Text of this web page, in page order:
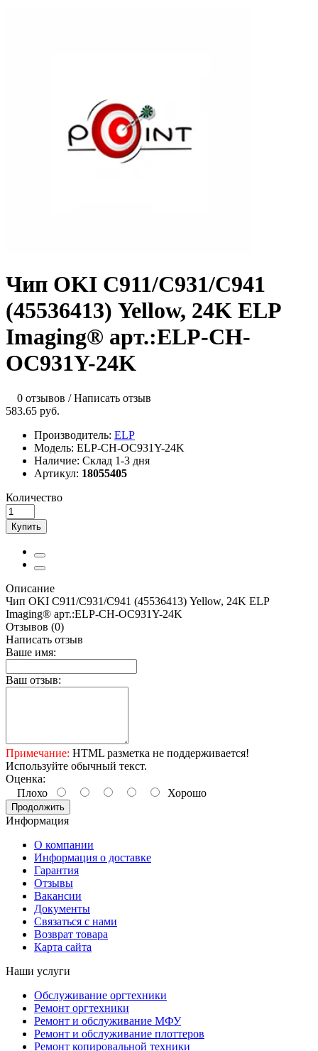
Чип OKI C911/С931/С941
(45536413) Yellow, 24K ELP
Imaging® арт.:ELP-CH-
OC931Y-24K
0 отзывов /Написать отзыв
583.65 руб.
Производитель: ELP
Модель: ELP-CH-OC931Y-24K
Наличие: Склад 1-3 дня
Артикул: 18055405
Количество
Купить
Описание
Чип OKI C911/С931/С941 (45536413) Yellow, 24K ELP
Imaging® арт.:ELP-CH-OC931Y-24K
Отзывов (0)
Написать отзыв
Ваше имя:
Ваш отзыв:
Примечание: HTML разметка не поддерживается!
Используйте обычный текст.
Оценка:
Плохо
Хорошо
Продолжить
Информация
О компании
Информация о доставке
Гарантия
Отзывы
Вакансии
Документы
Связаться с нами
Возврат товара
Карта сайта
Наши услуги
Обслуживание оргтехники
Ремонт оргтехники
Ремонт и обслуживание МФУ
Ремонт и обслуживание плоттеров
Ремонт копировальной техники